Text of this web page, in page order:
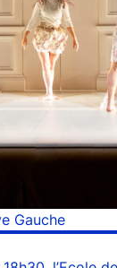
Gauche